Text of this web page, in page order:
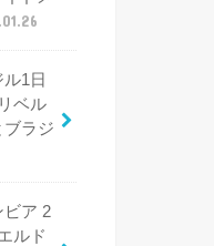
1日
ベル
ブラジ
ビア 2
ルド